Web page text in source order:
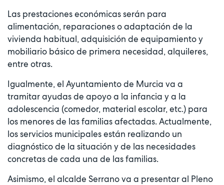
Las prestaciones económicas serán para
alimentación, reparaciones o adaptación de la
vivienda habitual, adquisición de equipamiento y
mobiliario básico de primera necesidad, alquileres,
entre otras.
Igualmente, el Ayuntamiento de Murcia va a
tramitar ayudas de apoyo a la infancia y a la
adolescencia (comedor, material escolar, etc.) para
los menores de las familias afectadas. Actualmente,
los servicios municipales están realizando un
diagnóstico de la situación y de las necesidades
concretas de cada una de las familias.
Asimismo, el alcalde Serrano va a presentar al Pleno